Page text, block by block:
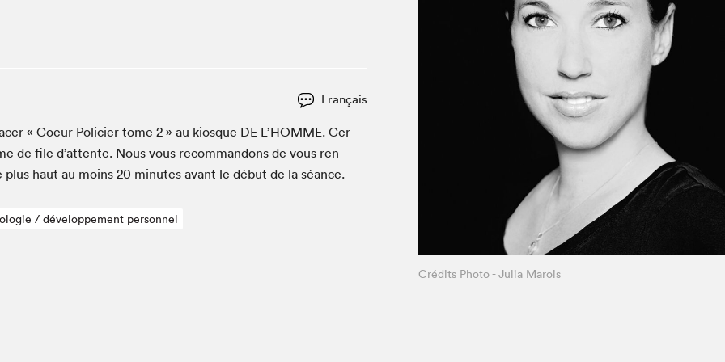
Le Salon dans ta classe
Liseur Public
Matinées scolaires Hydro-Québec
Vitrine du Festival littéraire international Metropolis
À propos du Salon
Liste des exposant·e·s
Liste des auteur·rice·s
Français
« Coeur Polici­er tome 2» au kiosque DEL’HOMME. Cer­
de file d’at­tente. Nous vous recom­man­dons de vous ren­
plus haut au moins 20 min­utes avant le début de la séance.
/ développement personnel
Crédits Photo - Julia Marois